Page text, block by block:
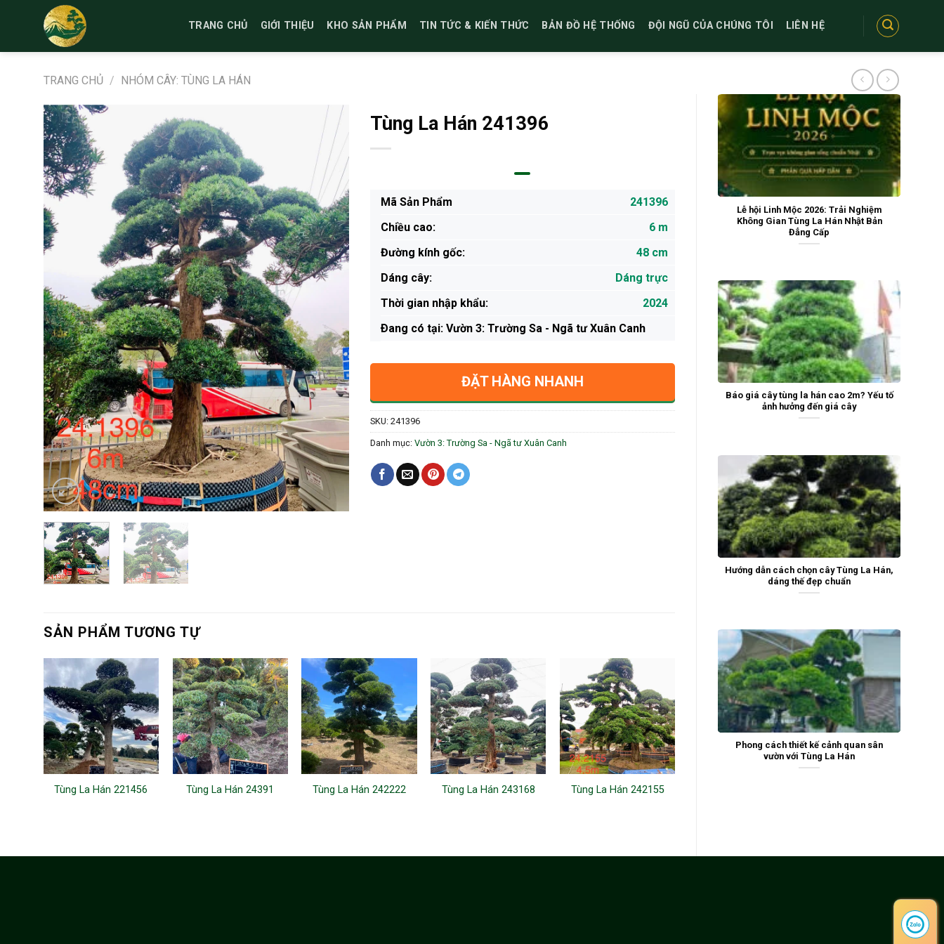
TRANG CHỦ GIỚI THIỆU KHO SẢN PHẨM TIN TỨC & KIẾN THỨC BẢN ĐỒ HỆ THỐNG ĐỘI NGŨ CỦA CHÚNG TÔI LIÊN HỆ
TRANG CHỦ / NHÓM CÂY: TÙNG LA HÁN
Lễ hội Linh Mộc 2026: Trải Nghiệm
Không Gian Tùng La Hán Nhật Bản
Đẳng Cấp
Báo giá cây tùng la hán cao 2m? Yếu tố
ảnh hưởng đến giá cây
Hướng dẫn cách chọn cây Tùng La Hán,
dáng thế đẹp chuẩn
Phong cách thiết kế cảnh quan sân
vườn với Tùng La Hán
Tùng La Hán 241396
Mã Sản Phẩm
241396
Chiều cao:
6 m
Đường kính gốc:
48 cm
Dáng cây:
Dáng trực
Thời gian nhập khẩu:
2024
Ðang có tại: Vườn 3: Trường Sa - Ngã tư Xuân Canh
ĐẶT HÀNG NHANH
SKU: 241396
Danh mục: Vườn 3: Trường Sa - Ngã tư Xuân Canh
SẢN PHẨM TƯƠNG TỰ
Tùng La Hán 221456 Tùng La Hán 24391 Tùng La Hán 242222 Tùng La Hán 243168 Tùng La Hán 242155